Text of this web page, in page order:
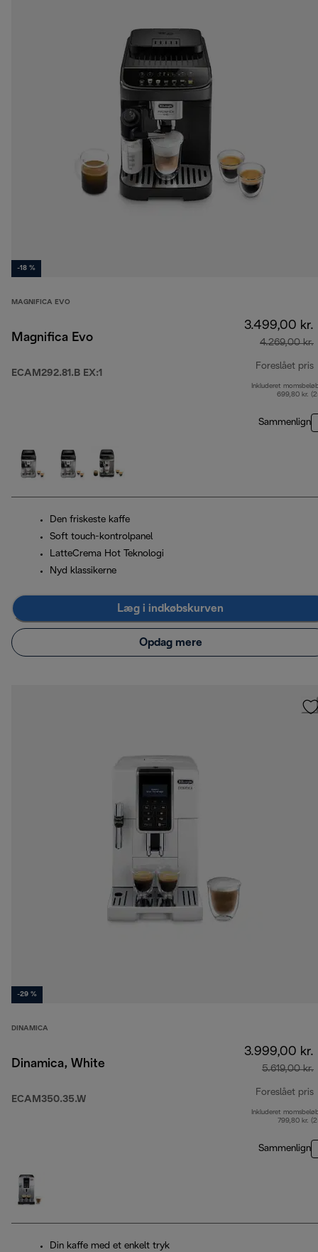
-18 %
MAGNIFICA EVO
Magnifica Evo
ECAM292.81.B EX:1
3.499,00 kr.
4.269,00 kr.
Foreslået pris
Inkluderet
699,80 kr.
Sammenlign
Den friskeste kaffe
Soft touch-kontrolpanel
LatteCrema Hot Teknologi
Nyd klassikerne
Læg i indkøbskurven
Opdag mere
-29 %
DINAMICA
Dinamica, White
ECAM350.35.W
3.999,00 kr.
5.619,00 kr.
Foreslået pris
Inkluderet
799,80 kr.
Sammenlign
Din kaffe med et enkelt tryk